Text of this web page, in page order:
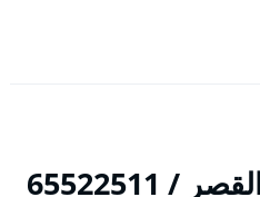
رقم محل تلفونات القصر / 65522511